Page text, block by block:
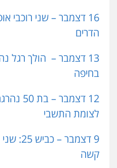
16 דצמבר – שני רוכבי
הדרים
13 דצמבר –
הולך רגל
בחיפה
12
לצומת התשבי
9 דצמבר
קשה